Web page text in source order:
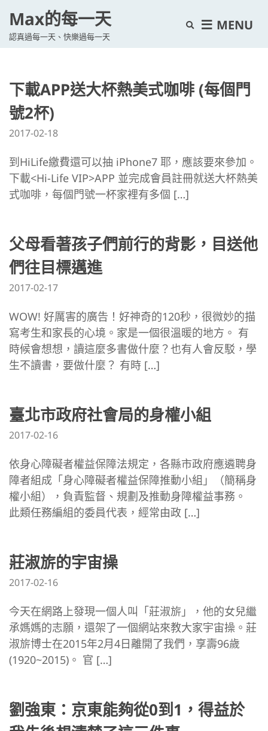
Max的每一天
認真過每一天、快樂過每一天
E
n
a
r
c
o
r
MENU
下載APP送大杯熱美式咖啡 (每個門
號2杯)
2017-02-18
到HiLife繳費還可以抽 iPhone7 耶，應該要來參加。
下載<Hi-Life VIP>APP 並完成會員註冊就送大杯熱美
式咖啡，每個門號一杯家裡有多個 […]
父母看著孩子們前行的背影，目送他
們往目標邁進
2017-02-17
WOW! 好厲害的廣告！好神奇的120秒，很微妙的描
寫考生和家長的心境。家是一個很溫暖的地方。 有
時候會想想，讀這麼多書做什麼？也有人會反駁，學
生不讀書，要做什麼？ 有時 […]
臺北市政府社會局的身權小組
2017-02-16
依身心障礙者權益保障法規定，各縣市政府應遴聘身
障者組成「身心障礙者權益保障推動小組」（簡稱身
權小組），負責監督、規劃及推動身障權益事務。
此類任務編組的委員代表，經常由政 […]
莊淑旂的宇宙操
2017-02-16
今天在網路上發現一個人叫「莊淑旂」，他的女兒繼
承媽媽的志願，還架了一個網站來教大家宇宙操。莊
淑旂博士在2015年2月4日離開了我們，享壽96歲
(1920~2015)。 官 […]
劉強東：京東能夠從0到1，得益於